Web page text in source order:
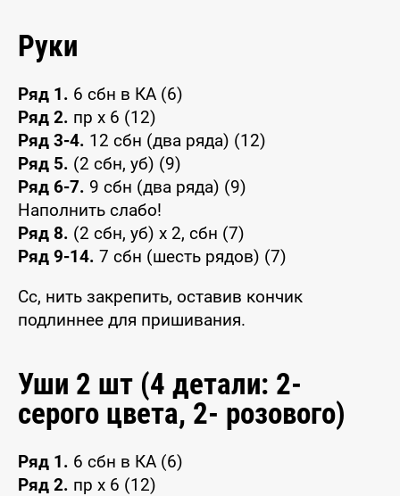
Руки
Ряд 1. 6 сбн в КА (6)
Ряд 2. пр x 6 (12)
Ряд 3-4. 12 сбн (два ряда) (12)
Ряд 5. (2 сбн, уб) (9)
Ряд 6-7. 9 сбн (два ряда) (9)
Наполнить слабо!
Ряд 8. (2 сбн, уб) x 2, сбн (7)
Ряд 9-14. 7 сбн (шесть рядов) (7)
Сс, нить закрепить, оставив кончик
подлиннее для пришивания.
Уши 2 шт (4 детали: 2-
серого цвета, 2- розового)
Ряд 1. 6 сбн в КА (6)
Ряд 2. пр x 6 (12)